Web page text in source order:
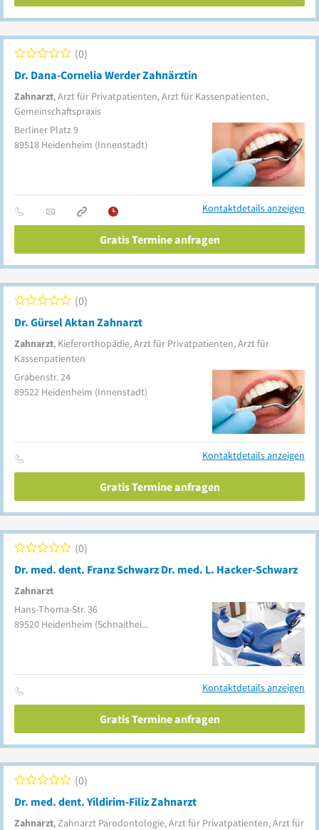
Dr. Dana-Cornelia Werder Zahnärztin
Zahnarzt, Arzt für Privatpatienten, Arzt für Kassenpatienten,
Gemeinschaftspraxis
0
Berliner Platz 9
89518 Heidenheim (Innenstadt)
Kontaktdetails anzeigen
Gratis Termine anfragen
Dr. Gürsel Aktan Zahnarzt
Zahnarzt, Kieferorthopädie, Arzt für Privatpatienten, Arzt für
Kassenpatienten
0
Grabenstr. 24
89522 Heidenheim (Innenstadt)
Kontaktdetails anzeigen
Gratis Termine anfragen
Dr. med. dent. Franz Schwarz Dr. med. L. Hacker-Schwarz
Zahnarzt
0
Hans-Thoma-Str. 36
89520 Heidenheim (Schnaitheim)
Kontaktdetails anzeigen
Gratis Termine anfragen
Dr. med. dent. Yildirim-Filiz Zahnarzt
Zahnarzt, Zahnarzt Parodontologie, Arzt für Privatpatienten, Arzt für
0